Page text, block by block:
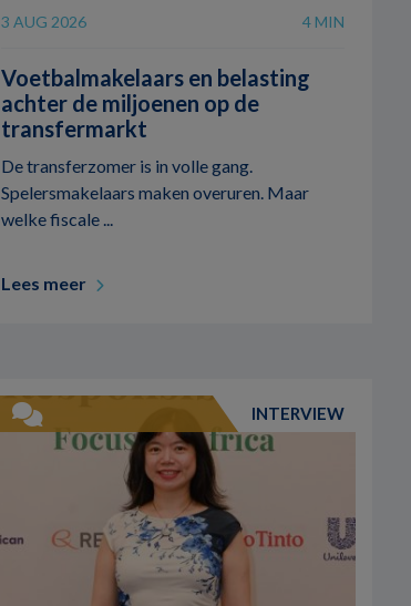
3 AUG 2026 4 MIN
Voetbalmakelaars en belasting
achter de miljoenen op de
transfermarkt
De transferzomer is in volle gang.
Spelersmakelaars maken overuren. Maar
welke fiscale ...
Lees meer
INTERVIEW